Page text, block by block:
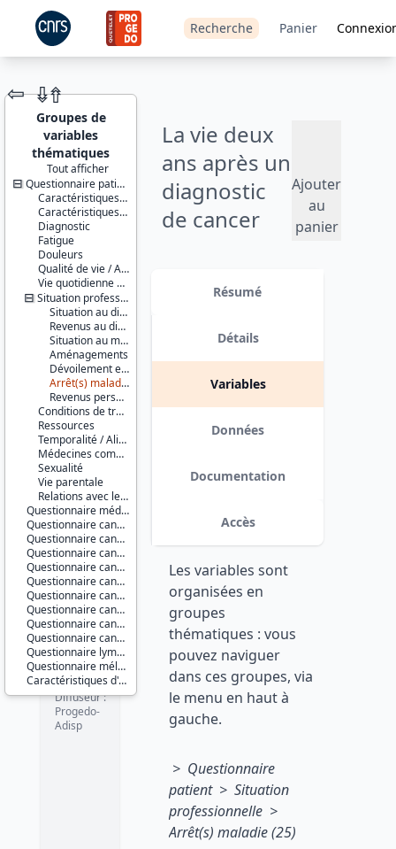
Recherche Panier
JEU DE
DONNÉES
La vie deux
ans après un
diagnostic
de cancer
Ajouter
au
panier
et QP_JOB35a_8) et 1 ajoutée
(QP_pf3bis). Le questionnaire et le
dictionnaire des codes ont été
2015-07-28
⇦ ⇮⇮
Groupes de
variables
thématiques
Tout afficher
Questionnaire patient
Caractéristiques sociales et démographique
Caractéristiques médicales
Diagnostic
Fatigue
Douleurs
Qualité de vie / Alcool - Tabac
Vie quotidienne et sociale
Situation professionnelle
Situation au diagnostic
Revenus au diagnostic
Situation au moment de l'enquête
Aménagements
Dévoilement et discrimination
Arrêt(s) maladie
Revenus personnels et du ménage 2 ans après le diagnostic
Conditions de travail
Ressources
Temporalité / Alimentation
Médecines complémentaires ou alternatives
Sexualité
Vie parentale
Relations avec les soignants
Questionnaire médical : questions communes
Questionnaire cancer du sein
Questionnaire cancer du poumon
Questionnaire cancer du colon ou du rectum
Questionnaire cancer de la prostate
Questionnaire cancer des VADS
Questionnaire cancer de la vessie
Questionnaire cancer du rein
Questionnaire cancer de l'utérus
Questionnaire cancer de la thyroïde
Questionnaire lymphomes malins non hodgkiniens
Questionnaire mélanome
Caractéristiques d'enquête
Identifiants :
lil-0967
doi:10.13144/lil-
0967
Thèmes :
Santé et
bien-être
Médicaments
et
traitements
Conditions
et
indicateurs
sociaux
Santé et
protection
sociale
Conditions
de vie et
société
Couverture
géographique :
France
métropolitaine
Producteur :
INSERM
Diffuseur :
Progedo-
Adisp
Résumé
Détails
Variables
Données
Documentation
Accès
Les variables sont
organisées en
groupes
thématiques : vous
pouvez naviguer
dans ces groupes, via
le menu en haut à
gauche.
> Questionnaire
patient > Situation
professionnelle >
Arrêt(s) maladie (25)